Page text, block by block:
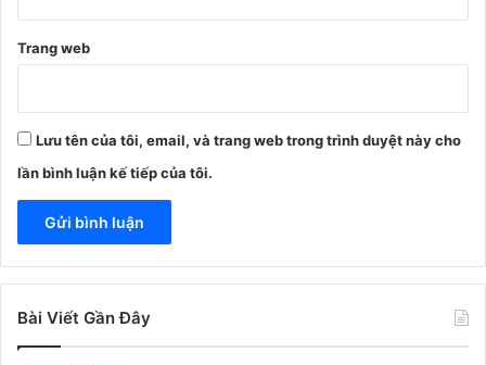
Trang web
Lưu tên của tôi, email, và trang web trong trình duyệt này cho
lần bình luận kế tiếp của tôi.
Bài Viết Gần Đây